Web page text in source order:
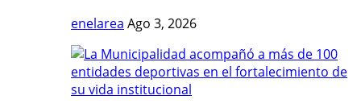
enelarea Ago 3, 2026